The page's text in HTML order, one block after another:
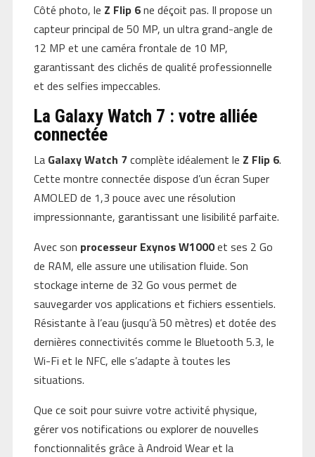
Côté photo, le Z Flip 6ne déçoit pas. Il propose un
capteur principal de 50 MP, un ultra grand-angle de
12 MP et une caméra frontale de 10 MP,
garantissant des clichés de qualité professionnelle
et des selfies impeccables.
La Galaxy Watch 7 : votre alliée
connectée
La Galaxy Watch 7complète idéalement le Z Flip 6.
Cette montre connectée dispose d’un écran Super
AMOLED de 1,3 pouce avec une résolution
impressionnante, garantissant une lisibilité parfaite.
Avec son processeur Exynos W1000et ses 2 Go
de RAM, elle assure une utilisation fluide. Son
stockage interne de 32 Go vous permet de
sauvegarder vos applications et fichiers essentiels.
Résistante à l’eau (jusqu’à 50 mètres) et dotée des
dernières connectivités comme le Bluetooth 5.3, le
Wi-Fi et le NFC, elle s’adapte à toutes les
situations.
Que ce soit pour suivre votre activité physique,
gérer vos notifications ou explorer de nouvelles
fonctionnalités grâce à Android Wear et la